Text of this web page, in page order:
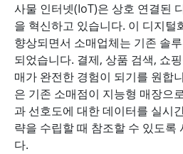
사물 인터넷(IoT)은 상호 연결된
을 혁신하고 있습니다. 이 디지털
향상되면서 소매업체는 기존 솔
되었습니다. 결제, 상품 검색, 쇼
매가 완전한 경험이 되기를 원합
은 기존 소매점이 지능형 매장으
과 선호도에 대한 데이터를 실시
략을 수립할 때 참조할 수 있도록
다.